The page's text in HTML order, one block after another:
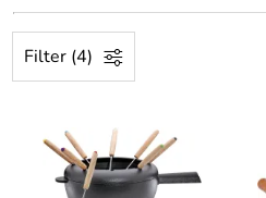
Filter (4)